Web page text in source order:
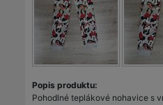
Popis produktu:
Pohodlné teplákové nohavice s